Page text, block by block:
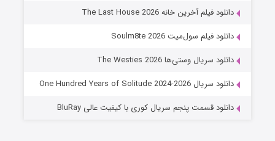
عملیات آپارتمان
دانلود فیلم آخرین خانه The Last House 2026
دانلود فیلم سول‌میت Soulm8te 2026
دانلود سریال وستی‌ها The Westies 2026
دانلود سریال One Hundred Years of Solitude 2024-2026
دانلود قسمت پنجم سریال کوری با کیفیت عالی BluRay